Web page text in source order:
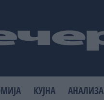
КУЈНА АНАЛИЗА